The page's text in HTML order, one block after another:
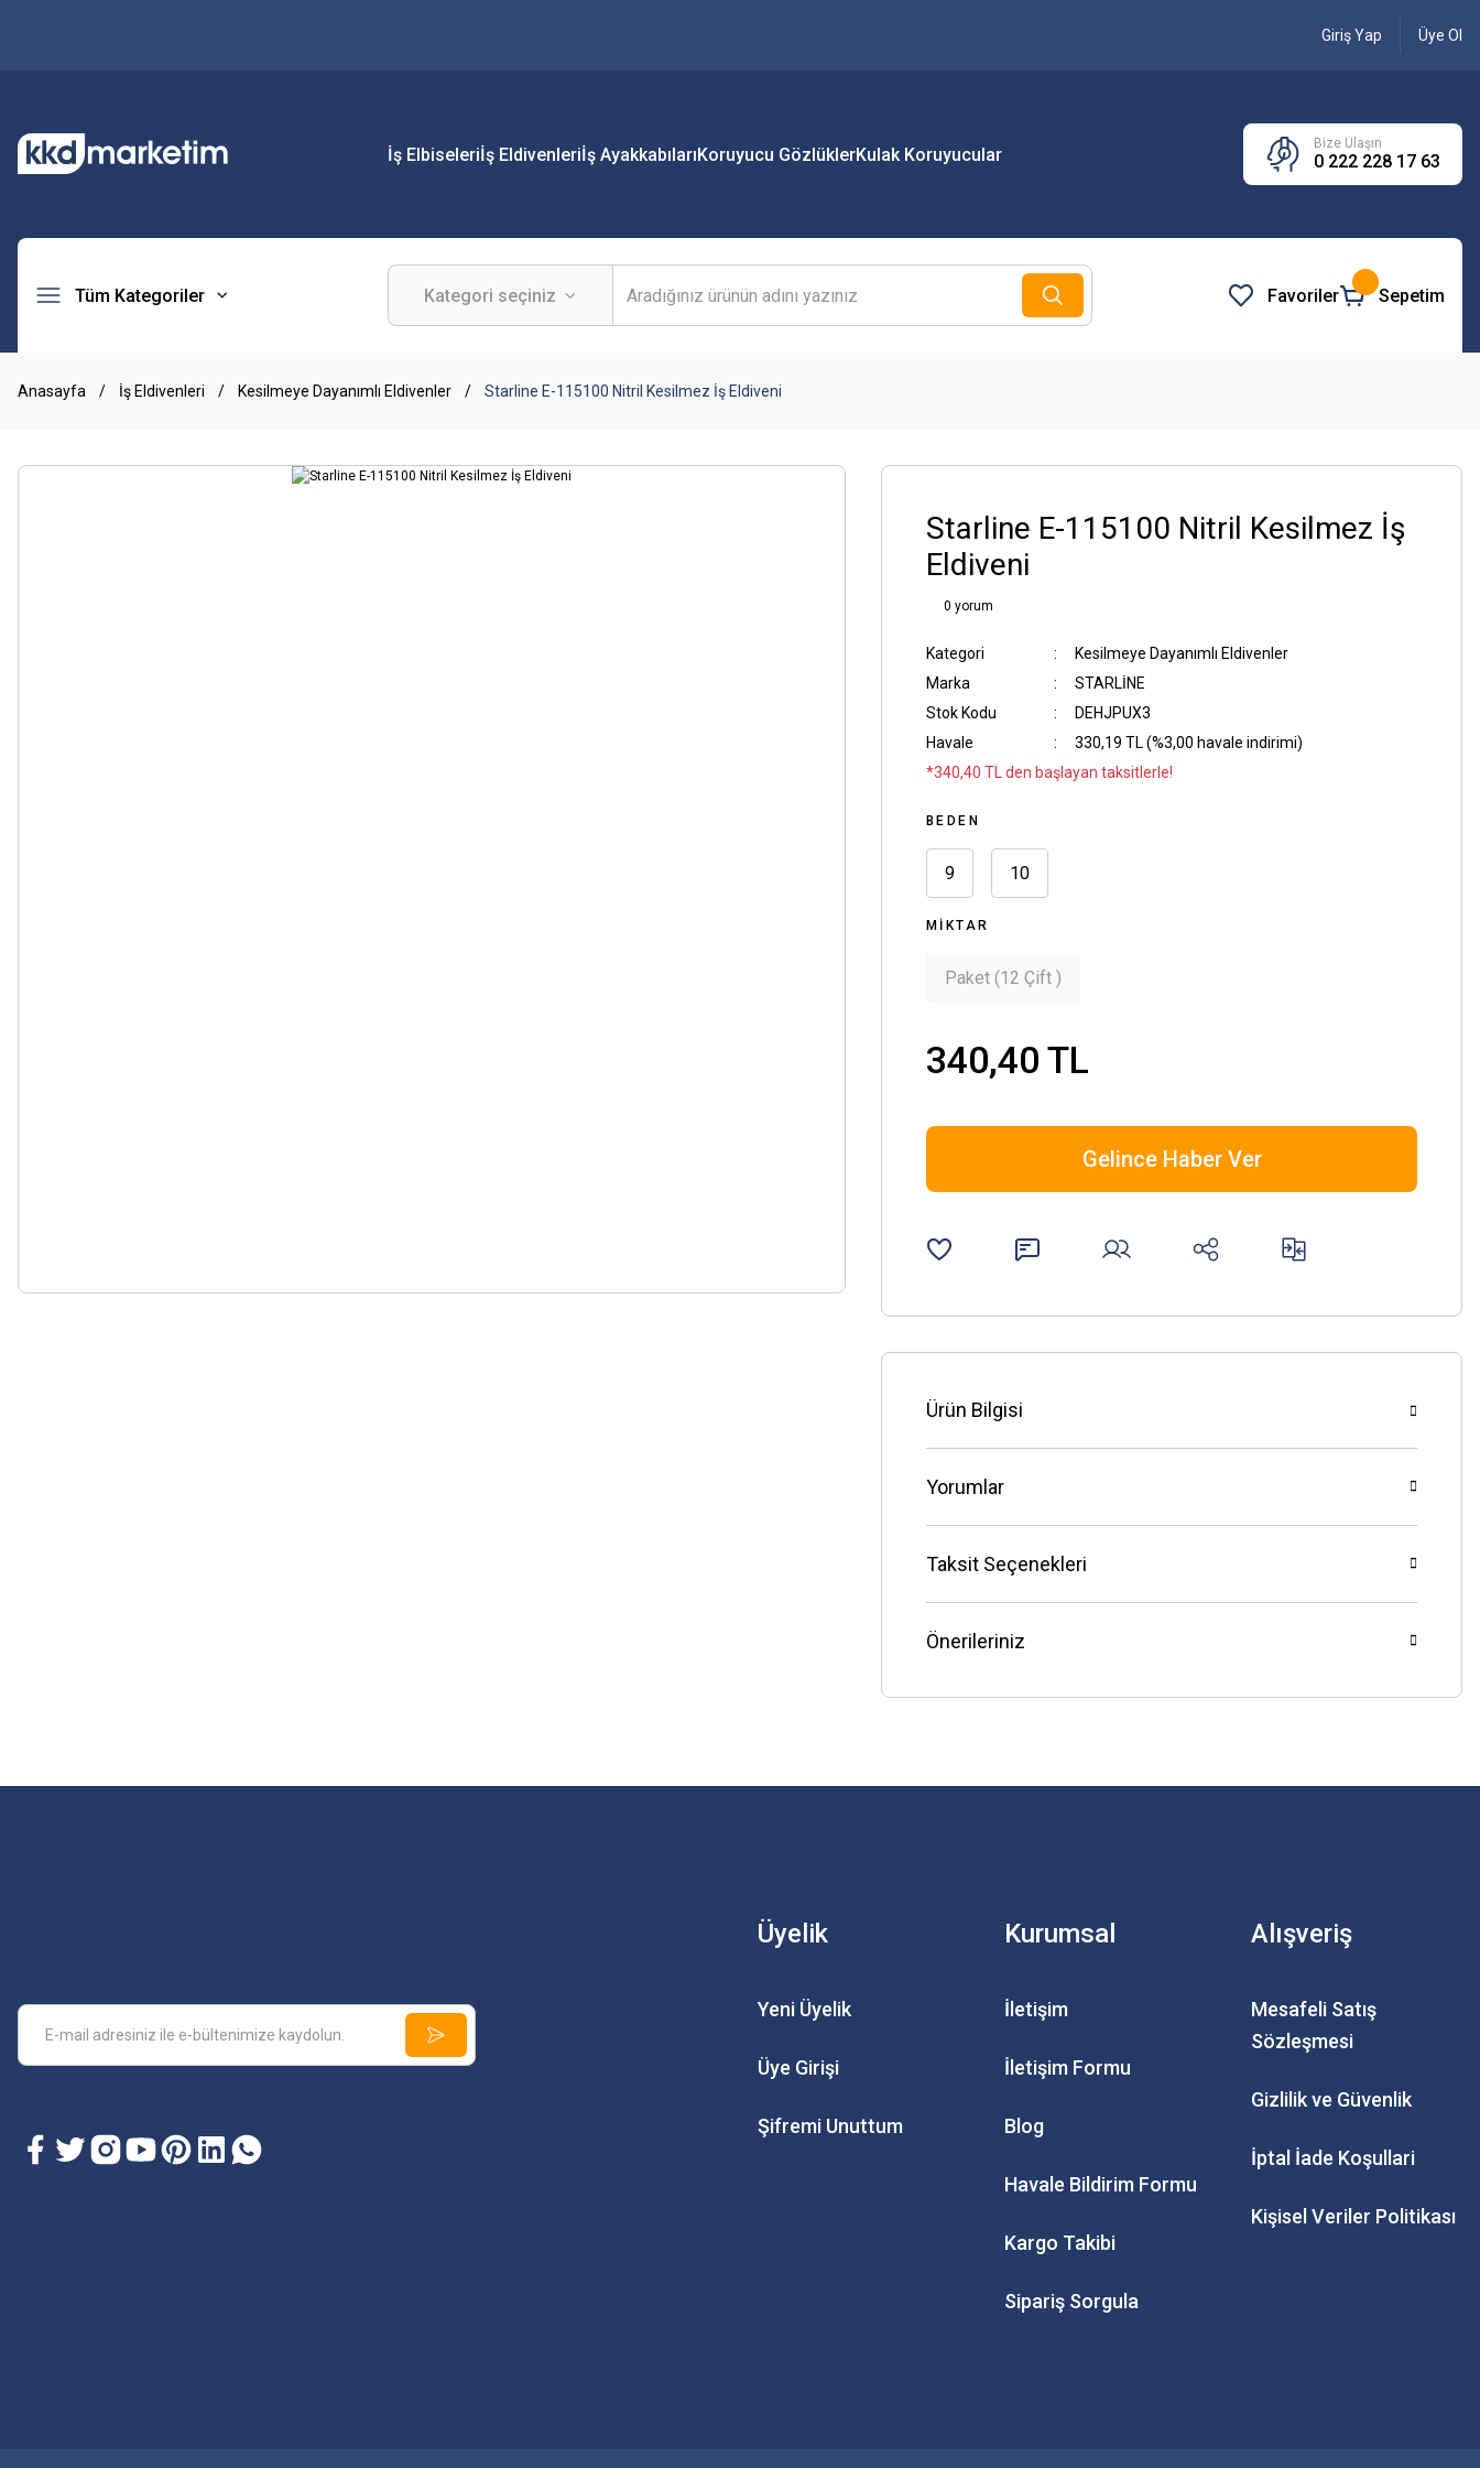
Giriş Yap Üye Ol
İş Elbiseleriİş Eldivenleriİş AyakkabılarıKoruyucu GözlüklerKulak Koruyucular
Bize Ulaşın
0 222 228 17 63
Tüm Kategoriler Favoriler Sepetim
Anasayfa İş Eldivenleri Kesilmeye Dayanımlı Eldivenler Starline E-115100 Nitril Kesilmez İş Eldiveni
Starline E-115100 Nitril Kesilmez İş
Eldiveni
0 yorum
Kategori
Kesilmeye Dayanımlı Eldivenler
Marka
STARLİNE
Stok Kodu
DEHJPUX3
Havale
330,19 TL (%3,00 havale indirimi)
*340,40 TL den başlayan taksitlerle!
BEDEN
9 10
MIKTAR
Paket (12 Çift )
340,40 TL
Gelince Haber Ver
Ürün Bilgisi
Yorumlar
Taksit Seçenekleri
Önerileriniz
Üyelik
Yeni Üyelik
Üye Girişi
Şifremi Unuttum
Kurumsal
İletişim
İletişim Formu
Blog
Havale Bildirim Formu
Kargo Takibi
Sipariş Sorgula
Alışveriş
Mesafeli Satış
Sözleşmesi
Gizlilik ve Güvenlik
İptal İade Koşullari
Kişisel Veriler Politikası